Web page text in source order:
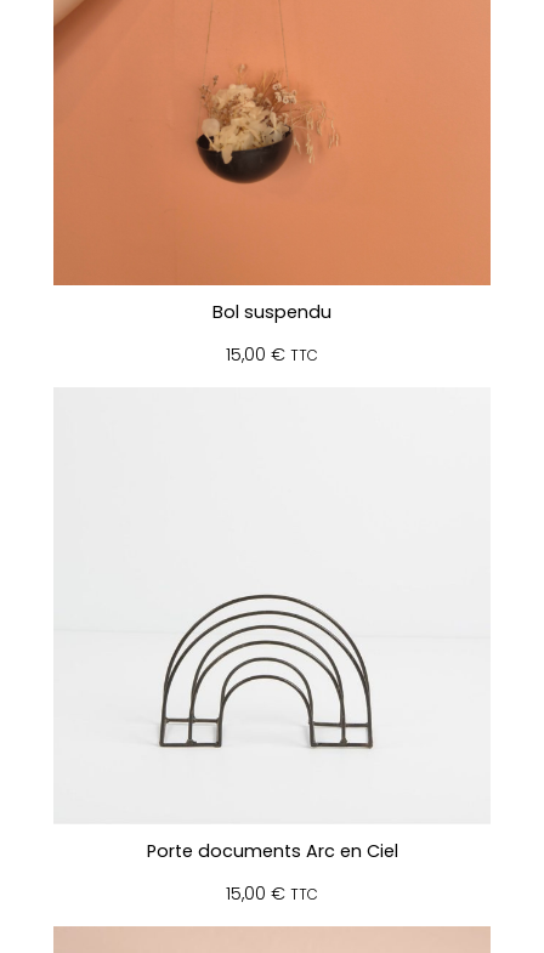
Bol suspendu
15,00 € TTC
Porte documents Arc en Ciel
15,00 € TTC